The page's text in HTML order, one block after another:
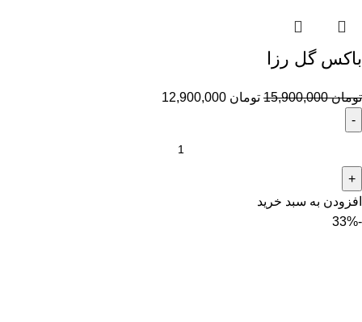
باکس گل رزا
تومان15,900,000 تومان
افزودن به سبد خرید
-33%